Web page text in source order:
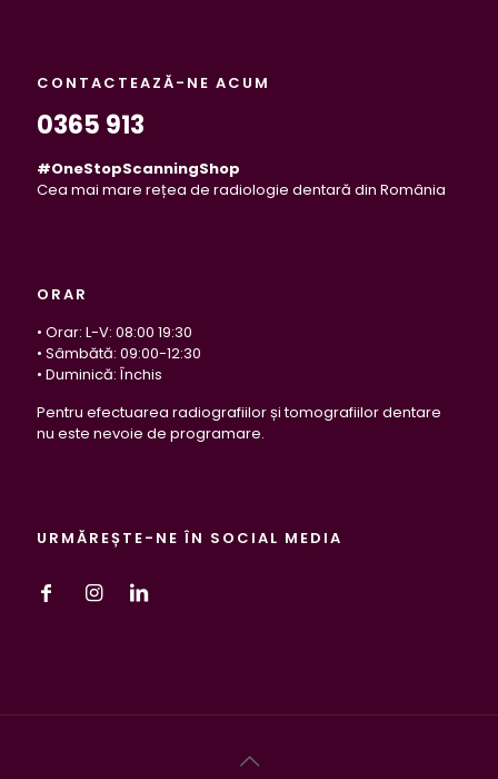
CONTACTEAZĂ-NE ACUM
0365 913
#OneStopScanningShop
Cea mai mare rețea de radiologie dentară din România
ORAR
• Orar: L-V: 08:00 19:30
• Sâmbătă: 09:00-12:30
• Duminică: Închis
Pentru efectuarea radiografiilor și tomografiilor dentare
nu este nevoie de programare.
URMĂREȘTE-NE ÎN SOCIAL MEDIA